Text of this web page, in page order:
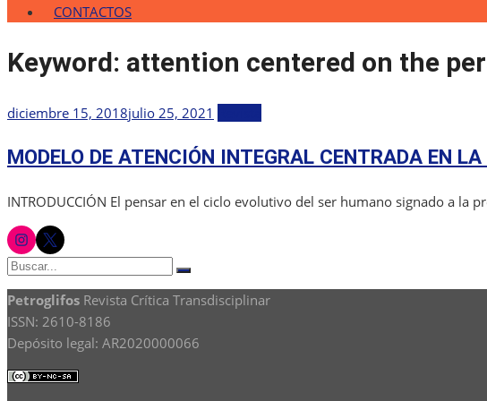
CONTACTOS
Keyword: attention centered on the
Publicada
diciembre 15, 2018julio 25, 2021
MODELO DE ATENCIÓN INTEGRAL CENTRADA EN
INTRODUCCIÓN El pensar en el ciclo evolutivo del ser humano signado a
instagram
twitter
Buscar:
Buscar
Petroglifos Revista Crítica Transdisciplinar
ISSN: 2610-8186
Depósito legal: AR2020000066